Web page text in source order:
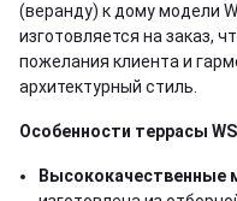
(веранду) к дому модели
изготовляется на заказ,
пожелания клиента и
архитектурный стиль.
Особенности террасы
Высококачественные